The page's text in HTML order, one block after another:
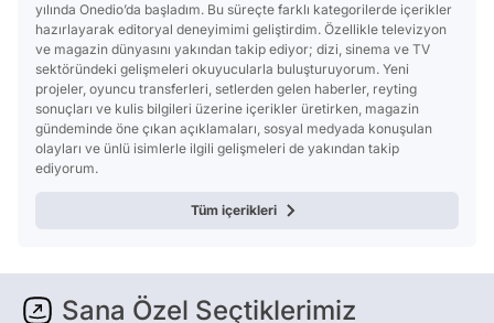
yılında Onedio’da başladım. Bu süreçte farklı kategorilerde içerikler
hazırlayarak editoryal deneyimimi geliştirdim. Özellikle televizyon
ve magazin dünyasını yakından takip ediyor; dizi, sinema ve TV
sektöründeki gelişmeleri okuyucularla buluşturuyorum. Yeni
projeler, oyuncu transferleri, setlerden gelen haberler, reyting
sonuçları ve kulis bilgileri üzerine içerikler üretirken, magazin
gündeminde öne çıkan açıklamaları, sosyal medyada konuşulan
olayları ve ünlü isimlerle ilgili gelişmeleri de yakından takip
ediyorum.
Tüm içerikleri
Sana Özel Seçtiklerimiz